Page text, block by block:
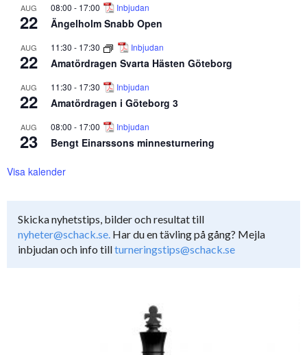
AUG
22
08:00 - 17:00 Inbjudan
Ängelholm Snabb Open
AUG
22
11:30 - 17:30 Inbjudan
Amatördragen Svarta Hästen Göteborg
AUG
22
11:30 - 17:30 Inbjudan
Amatördragen i Göteborg 3
AUG
23
08:00 - 17:00 Inbjudan
Bengt Einarssons minnesturnering
Visa kalender
Skicka nyhetstips, bilder och resultat till
nyheter@schack.se. Har du en tävling på gång? Mejla
inbjudan och info tillturneringstips@schack.se